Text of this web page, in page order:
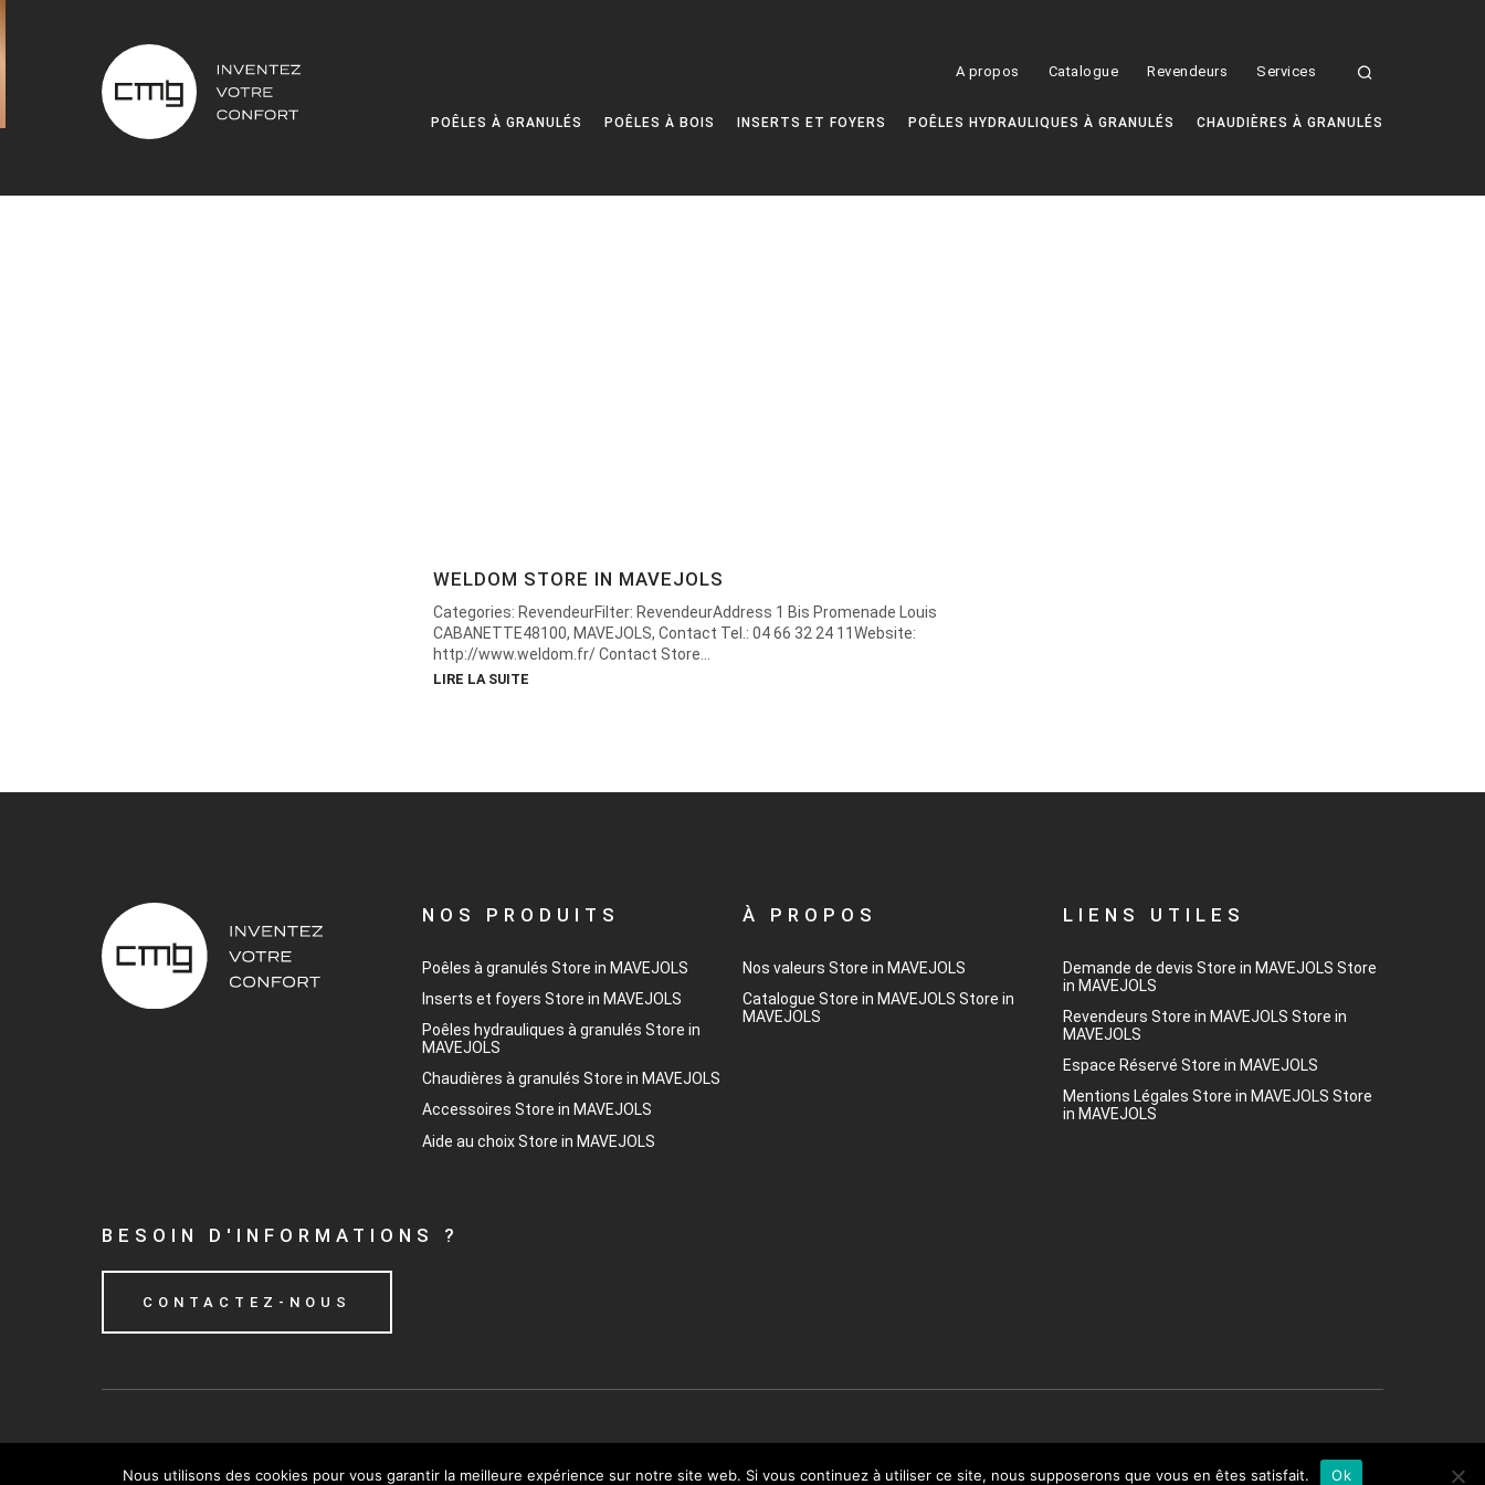
A propos Catalogue Revendeurs Services
POÊLES À GRANULÉS POÊLES À BOIS INSERTS ET FOYERS POÊLES HYDRAULIQUES À GRANULÉS CHAUDIÈRES À GRANULÉS
WELDOM STORE IN MAVEJOLS
Categories: RevendeurFilter: RevendeurAddress 1 Bis Promenade Louis
CABANETTE48100, MAVEJOLS, Contact Tel.: 04 66 32 24 11Website:
http://www.weldom.fr/ Contact Store...
LIRE LA SUITE
NOS PRODUITS
Poêles à granulés Store in MAVEJOLS
Inserts et foyers Store in MAVEJOLS
Poêles hydrauliques à granulés Store in
MAVEJOLS
Chaudières à granulés Store in MAVEJOLS
Accessoires Store in MAVEJOLS
Aide au choixStore in MAVEJOLS
À PROPOS
Nos valeurs Store in MAVEJOLS
Catalogue Store in MAVEJOLS Store in
MAVEJOLS
LIENS UTILES
Demande de devis Store in MAVEJOLS Store
in MAVEJOLS
Revendeurs Store in MAVEJOLS Store in
MAVEJOLS
Espace Réservé Store in MAVEJOLS
Mentions Légales Store in MAVEJOLS Store
in MAVEJOLS
BESOIN D'INFORMATIONS ?
CONTACTEZ-NOUS
Nous utilisons des cookies pour vous garantir la meilleure expérience sur notre site web. Si vous continuez à utiliser ce site, nous supposerons que vous en êtes satisfait. Ok